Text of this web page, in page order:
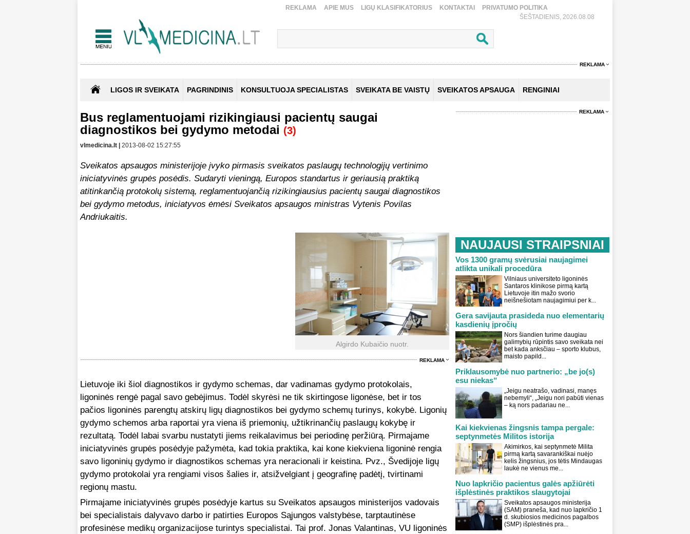
REKLAMA APIE MUS LIGŲ KLASIFIKATORIUS KONTAKTAI
PRIVATUMO POLITIKA
ŠEŠTADIENIS, 2026.08.08
REKLAMA
LIGOS IR SVEIKATA PAGRINDINIS KONSULTUOJA SPECIALISTAS SVEIKATA BE VAISTŲ SVEIKATOS APSAUGA RENGINIAI
Bus reglamentuojami rizikingiausi pacientų saugai
diagnostikos bei gydymo metodai (3)
vlmedicina.lt | 2013-08-02 15:27:55
Sveikatos apsaugos ministerijoje įvyko pirmasis sveikatos paslaugų technologijų vertinimo
iniciatyvinės grupės posėdis. Sudaryti vieningą, Europos standartus ir geriausią praktiką
atitinkančią protokolų sistemą, reglamentuojančią rizikingiausius pacientų saugai diagnostikos
bei gydymo metodus, iniciatyvos ėmėsi Sveikatos apsaugos ministras Vytenis Povilas
Andriukaitis.
Algirdo Kubaičio nuotr.
REKLAMA
Lietuvoje iki šiol diagnostikos ir gydymo schemas, dar vadinamas gydymo protokolais,
ligoninės rengė pagal savo gebėjimus. Todėl skyrėsi ne tik skirtingose ligonėse, bet ir tos
pačios ligoninės parengtų atskirų ligų diagnostikos bei gydymo schemų turinys, kokybė. Ligonių
gydymo schemos arba raportai yra viena iš priemonių, užtikrinančių paslaugų kokybę ir
rezultatą. Todėl labai svarbu nustatyti jiems reikalavimus bei periodinę peržiūrą. Pirmajame
iniciatyvinės grupės posėdyje pažymėta, kad tokia praktika, kai kone kiekviena ligoninė rengia
savo ligoninių gydymo ir diagnostikos schemas yra neracionali ir keistina. Pvz., Švedijoje ligų
gydymo protokolai yra rengiami visos šalies ir, atsižvelgiant į geografinę padėtį, tvirtinami
regionų mastu.
Pirmajame iniciatyvinės grupės posėdyje kartus su Sveikatos apsaugos ministerijos vadovais
bei specialistais dalyvavo darbo ir patirties Europos Sąjungos valstybėse, tarptautinėse
profesinėse medikų organizacijose turintys specialistai. Tai prof. Jonas Valantinas, VU ligoninės
REKLAMA
NAUJAUSI STRAIPSNIAI
Vos 1300 gramų svėrusiai naujagimei
atlikta unikali procedūra
Vilniaus universiteto ligoninės
Santaros klinikose pirmą kartą
Lietuvoje itin mažo svorio
neišnešiotam naujagimiui per k...
Gera savijauta prasideda nuo elementarių
kasdienių įpročių
Nors šiandien turime daugiau
galimybių rūpintis savo sveikata nei
bet kada anksčiau – sporto klubus,
maisto papild...
Priklausomybė nuo partnerio: „be jo(s)
esu niekas“
„Jeigu neatrašo, vadinasi, manęs
nebemyli“, „Jeigu nori pabūti vienas
– ką nors padariau ne...
Kai kiekvienas žingsnis tampa pergale:
septynmetės Militos istorija
Akimirkos, kai septynmetė Milita
pirmą kartą savarankiškai nuėjo
kelis žingsnius, jos tėtis Mindaugas
laukė ne vienus me...
Nuo lapkričio pacientus galės apžiūrėti
išplėstinės praktikos slaugytojai
Sveikatos apsaugos ministerija
(SAM) praneša, kad nuo lapkričio 1
d. skubiosios medicinos pagalbos
(SMP) išplėstinės pra...